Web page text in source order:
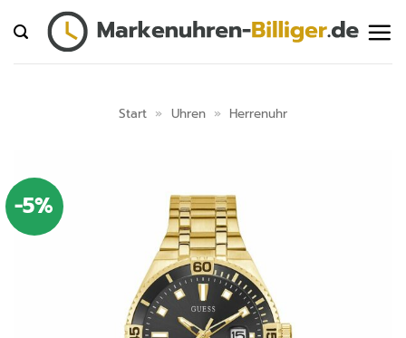
Inhalt
springen
Start » Uhren » Herrenuhr
-5%